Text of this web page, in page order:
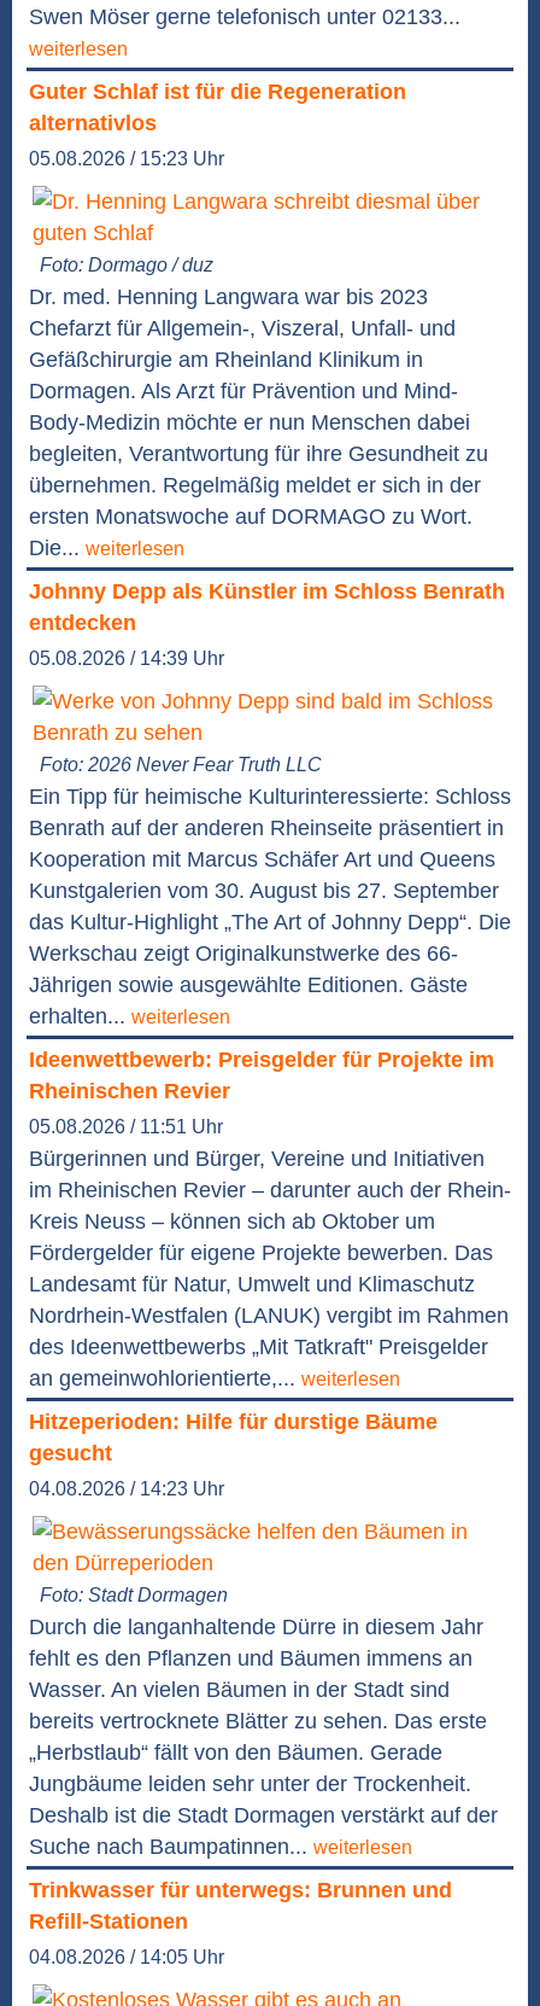
Swen Möser gerne telefonisch unter 02133...
weiterlesen
Guter Schlaf ist für die Regeneration
alternativlos
05.08.2026 / 15:23 Uhr
Foto: Dormago / duz
Dr. med. Henning Langwara war bis 2023
Chefarzt für Allgemein-, Viszeral, Unfall- und
Gefäßchirurgie am Rheinland Klinikum in
Dormagen. Als Arzt für Prävention und Mind-
Body-Medizin möchte er nun Menschen dabei
begleiten, Verantwortung für ihre Gesundheit zu
übernehmen. Regelmäßig meldet er sich in der
ersten Monatswoche auf DORMAGO zu Wort.
Die... weiterlesen
Johnny Depp als Künstler im Schloss Benrath
entdecken
05.08.2026 / 14:39 Uhr
Foto: 2026 Never Fear Truth LLC
Ein Tipp für heimische Kulturinteressierte: Schloss
Benrath auf der anderen Rheinseite präsentiert in
Kooperation mit Marcus Schäfer Art und Queens
Kunstgalerien vom 30. August bis 27. September
das Kultur-Highlight „The Art of Johnny Depp“. Die
Werkschau zeigt Originalkunstwerke des 66-
Jährigen sowie ausgewählte Editionen. Gäste
erhalten... weiterlesen
Ideenwettbewerb: Preisgelder für Projekte im
Rheinischen Revier
05.08.2026 / 11:51 Uhr
Bürgerinnen und Bürger, Vereine und Initiativen
im Rheinischen Revier – darunter auch der Rhein-
Kreis Neuss – können sich ab Oktober um
Fördergelder für eigene Projekte bewerben. Das
Landesamt für Natur, Umwelt und Klimaschutz
Nordrhein-Westfalen (LANUK) vergibt im Rahmen
des Ideenwettbewerbs „Mit Tatkraft" Preisgelder
an gemeinwohlorientierte,... weiterlesen
Hitzeperioden: Hilfe für durstige Bäume
gesucht
04.08.2026 / 14:23 Uhr
Foto: Stadt Dormagen
Durch die langanhaltende Dürre in diesem Jahr
fehlt es den Pflanzen und Bäumen immens an
Wasser. An vielen Bäumen in der Stadt sind
bereits vertrocknete Blätter zu sehen. Das erste
„Herbstlaub“ fällt von den Bäumen. Gerade
Jungbäume leiden sehr unter der Trockenheit.
Deshalb ist die Stadt Dormagen verstärkt auf der
Suche nach Baumpatinnen... weiterlesen
Trinkwasser für unterwegs: Brunnen und
Refill-Stationen
04.08.2026 / 14:05 Uhr